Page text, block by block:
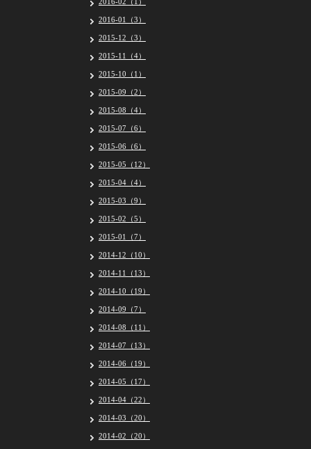
2016-01（3）
2015-12（3）
2015-11（4）
2015-10（1）
2015-09（2）
2015-08（4）
2015-07（6）
2015-06（6）
2015-05（12）
2015-04（4）
2015-03（9）
2015-02（5）
2015-01（7）
2014-12（10）
2014-11（13）
2014-10（19）
2014-09（7）
2014-08（11）
2014-07（13）
2014-06（19）
2014-05（17）
2014-04（22）
2014-03（20）
2014-02（20）